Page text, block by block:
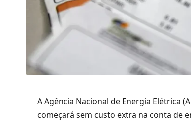
A Agência Nacional de Energia Elétrica
começará sem custo extra na conta de